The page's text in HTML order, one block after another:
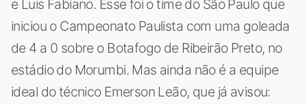
e Luis Fabiano. Esse foi o time do São Paulo que
iniciou o Campeonato Paulista com uma goleada
de 4 a 0 sobre o Botafogo de Ribeirão Preto, no
estádio do Morumbi. Mas ainda não é a equipe
ideal do técnico Emerson Leão, que já avisou: